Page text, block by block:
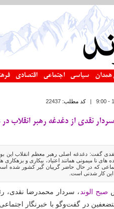
سیاسی اجتماعی اقتصادی
|کد مطلب:22437
نقدی از دغدغه رهبر انقلاب در
گفت: دغدغه اصلی رهبر معظم انقلاب این
های نا میمونی همانند اعتیاد، بیکاری و
که در حال حاضر گریبان گیر کشور شده
این کار شدنی است.
صبح الوند ، سردار محمدرضا نقدی،
در گفت‌وگو با خبرنگار اجتماعی